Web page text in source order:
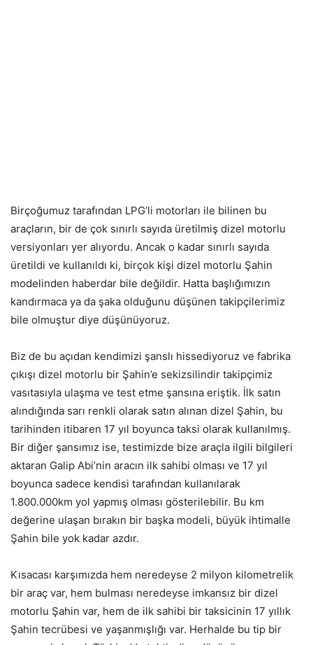
Birçoğumuz tarafından LPG’li motorları ile bilinen bu
araçların, bir de çok sınırlı sayıda üretilmiş dizel motorlu
versiyonları yer alıyordu. Ancak o kadar sınırlı sayıda
üretildi ve kullanıldı ki, birçok kişi dizel motorlu Şahin
modelinden haberdar bile değildir. Hatta başlığımızın
kandırmaca ya da şaka olduğunu düşünen takipçilerimiz
bile olmuştur diye düşünüyoruz.
Biz de bu açıdan kendimizi şanslı hissediyoruz ve fabrika
çıkışı dizel motorlu bir Şahin’e sekizsilindir takipçimiz
vasıtasıyla ulaşma ve test etme şansına eriştik. İlk satın
alındığında sarı renkli olarak satın alınan dizel Şahin, bu
tarihinden itibaren 17 yıl boyunca taksi olarak kullanılmış.
Bir diğer şansımız ise, testimizde bize araçla ilgili bilgileri
aktaran Galip Abi’nin aracın ilk sahibi olması ve 17 yıl
boyunca sadece kendisi tarafından kullanılarak
1.800.000km yol yapmış olması gösterilebilir. Bu km
değerine ulaşan bırakın bir başka modeli, büyük ihtimalle
Şahin bile yok kadar azdır.
Kısacası karşımızda hem neredeyse 2 milyon kilometrelik
bir araç var, hem bulması neredeyse imkansız bir dizel
motorlu Şahin var, hem de ilk sahibi bir taksicinin 17 yıllık
Şahin tecrübesi ve yaşanmışlığı var. Herhalde bu tip bir